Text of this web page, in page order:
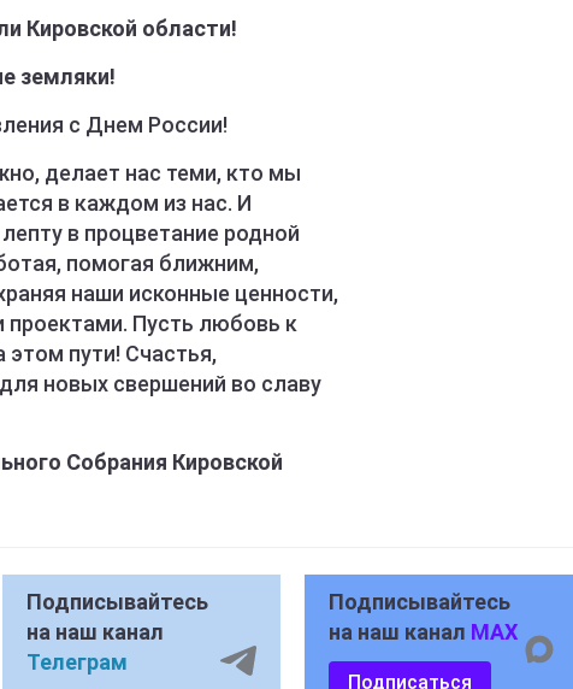
Кировской области!
земляки!
с Днем России!
делает нас теми, кто мы
в каждом из нас. И
в процветание родной
помогая ближним,
наши исконные ценности,
Пусть любовь к
пути! Счастья,
новых свершений во славу
Собрания Кировской
Подписывайтесь
на наш канал
Телеграм
Подписывайтесь
на наш канал MAX
Подписаться